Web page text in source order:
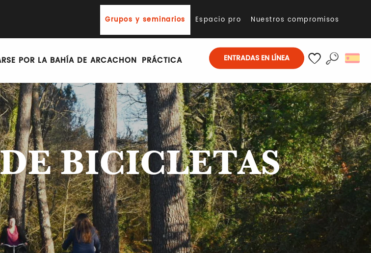
ENTRADAS EN LÍNEA
Grupos y seminarios Espacio pro Nuestros compromisos
POR LA BAHÍA DE ARCACHON PRÁCTICA
BICICLETAS